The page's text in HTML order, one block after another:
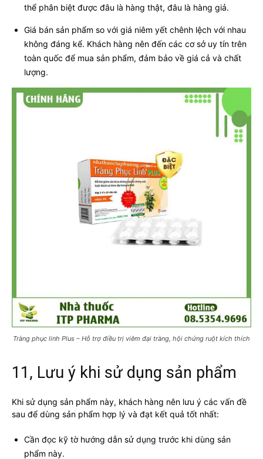
thể phân biệt được đâu là hàng thật, đâu là hàng giả.
Giá bán sản phẩm so với giá niêm yết chênh lệch với nhau
không đáng kể. Khách hàng nên đến các cơ sở uy tín trên
toàn quốc để mua sản phẩm, đảm bảo về giá cả và chất
lượng.
Tràng phục linh Plus – Hỗ trợ điều trị viêm đại tràng, hội chứng ruột kích thích
11, Lưu ý khi sử dụng sản phẩm
Khi sử dụng sản phẩm này, khách hàng nên lưu ý các vấn đề
sau để dùng sản phẩm hợp lý và đạt kết quả tốt nhất:
Cần đọc kỹ tờ hướng dẫn sử dụng trước khi dùng sản
phẩm này.